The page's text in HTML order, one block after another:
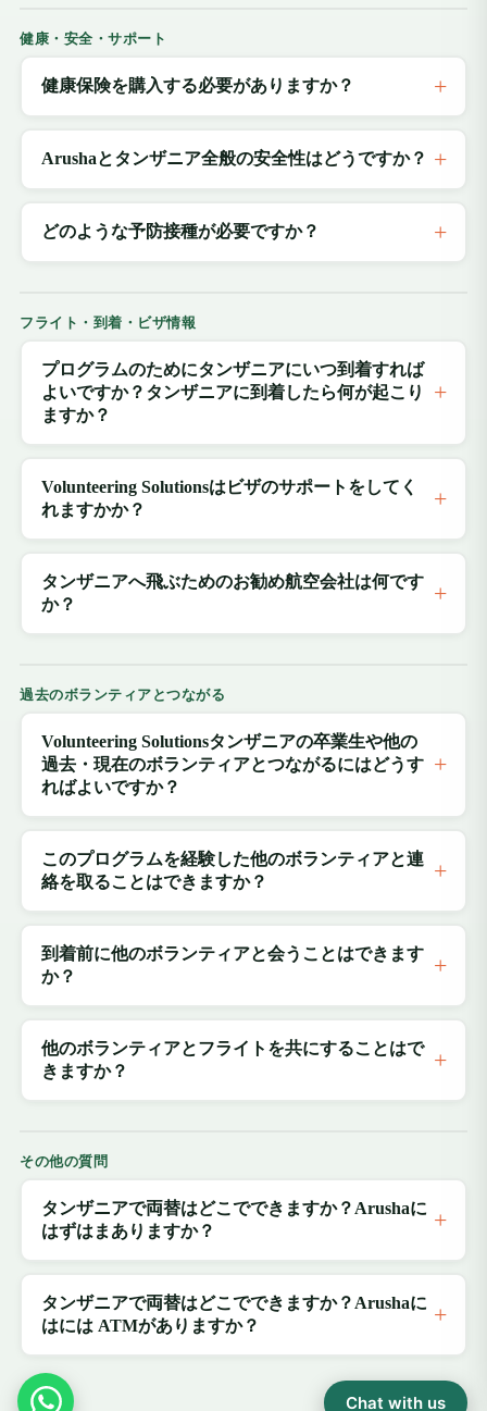
健康・安全・サポート
健康保険を購入する必要がありますか？
Arushaとタンザニア全般の安全性はどうですか？
どのような予防接種が必要ですか？
フライト・到着・ビザ情報
プログラムのためにタンザニアにいつ到着すれば
よいですか？タンザニアに到着したら何が起こり
ますか？
Volunteering Solutionsはビザのサポートをしてく
れますかか？
タンザニアへ飛ぶためのお勧め航空会社は何です
か？
過去のボランティアとつながる
Volunteering Solutionsタンザニアの卒業生や他の
過去・現在のボランティアとつながるにはどうす
ればよいですか？
このプログラムを経験した他のボランティアと連
絡を取ることはできますか？
到着前に他のボランティアと会うことはできます
か？
他のボランティアとフライトを共にすることはで
きますか？
その他の質問
タンザニアで両替はどこでできますか？Arushaに
はずはまありますか？
タンザニアで両替はどこでできますか？Arushaに
はには ATMがありますか？
Chat with us